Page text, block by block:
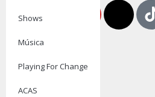
Shows
Música
Playing For Change
ACAS